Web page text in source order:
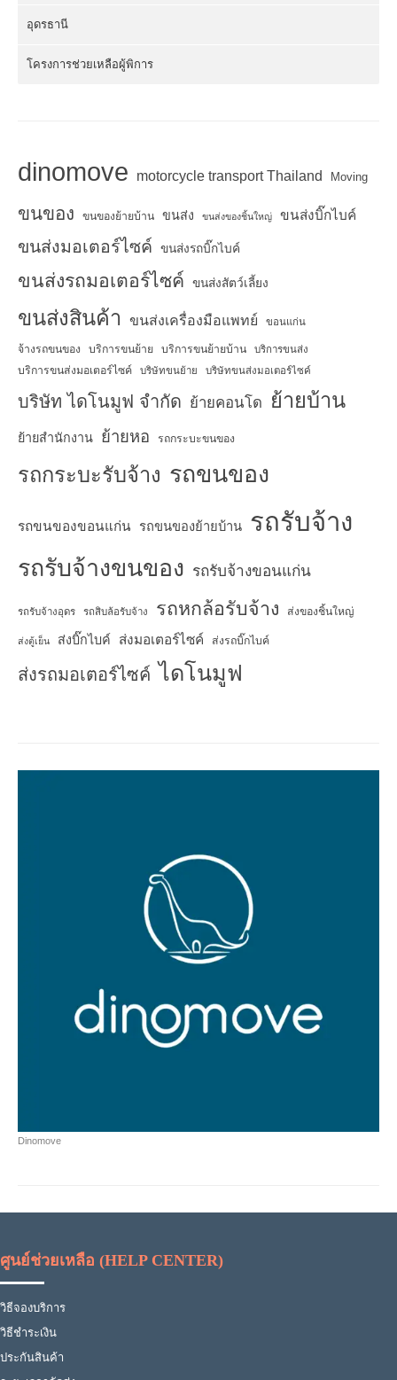
อุดรธานี
โครงการช่วยเหลือผู้พิการ
dinomove motorcycle transport Thailand Moving
ขนของ ขนของย้ายบ้าน ขนส่ง ขนส่งของชิ้นใหญ่ ขนส่งบิ๊กไบค์
ขนส่งมอเตอร์ไซค์ ขนส่งรถบิ๊กไบค์
ขนส่งรถมอเตอร์ไซค์ ขนส่งสัตว์เลี้ยง
ขนส่งสินค้า ขนส่งเครื่องมือแพทย์ ขอนแก่น
จ้างรถขนของ บริการขนย้าย บริการขนย้ายบ้าน บริการขนส่ง
บริการขนส่งมอเตอร์ไซค์ บริษัทขนย้าย บริษัทขนส่งมอเตอร์ไซค์
บริษัท ไดโนมูฟ จำกัด ย้ายคอนโด ย้ายบ้าน
ย้ายสำนักงาน ย้ายหอ รถกระบะขนของ
รถกระบะรับจ้าง รถขนของ
รถขนของขอนแก่น รถขนของย้ายบ้าน รถรับจ้าง
รถรับจ้างขนของ รถรับจ้างขอนแก่น
รถรับจ้างอุดร รถสิบล้อรับจ้าง รถหกล้อรับจ้าง ส่งของชิ้นใหญ่
ส่งตู้เย็น ส่งบิ๊กไบค์ ส่งมอเตอร์ไซค์ ส่งรถบิ๊กไบค์
ส่งรถมอเตอร์ไซค์ ไดโนมูฟ
Dinomove
ศูนย์ช่วยเหลือ (HELP CENTER)
วิธีจองบริการ
วิธีชำระเงิน
ประกันสินค้า